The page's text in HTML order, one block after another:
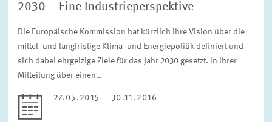
2030 – Eine Industrieperspektive
Die Europäische Kommission hat kürzlich ihre Vision über die
mittel- und langfristige Klima- und Energiepolitik definiert und
sich dabei ehrgeizige Ziele für das Jahr 2030 gesetzt. In ihrer
Mitteilung über einen…
27.05.2015 – 30.11.2016